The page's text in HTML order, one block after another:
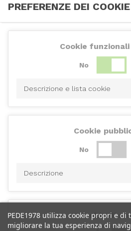
PEDE1978 utilizza cookie propri e
migliorare la tua esperienza di
PREFERENZE DEI COOKIE
Cookie funzionali
No
Descrizione e lista cookie
Cookie
No
Descrizione
Cookie di